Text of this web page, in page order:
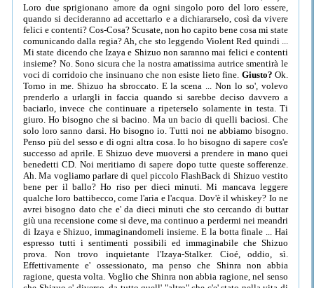
Loro due sprigionano amore da ogni singolo poro del loro essere,
quando si decideranno ad accettarlo e a dichiararselo, così da vivere
felici e contenti? Cos-Cosa? Scusate, non ho capito bene cosa mi state
comunicando dalla regia? Ah, che sto leggendo Violent Red quindi ...
Mi state dicendo che Izaya e Shizuo non saranno mai felici e contenti
insieme? No. Sono sicura che la nostra amatissima autrice smentirà le
voci di corridoio che insinuano che non esiste lieto fine. Giusto? Ok.
Torno in me. Shizuo ha sbroccato. E la scena ... Non lo so', volevo
prenderlo a urlargli in faccia quando si sarebbe deciso davvero a
baciarlo, invece che continuare a ripeterselo solamente in testa. Ti
giuro. Ho bisogno che si bacino. Ma un bacio di quelli baciosi. Che
solo loro sanno darsi. Ho bisogno io. Tutti noi ne abbiamo bisogno.
Penso più del sesso e di ogni altra cosa. Io ho bisogno di sapere cos'e
successo ad aprile. E Shizuo deve muoversi a prendere in mano quei
benedetti CD. Noi meritiamo di sapere dopo tutte queste sofferenze.
Ah. Ma vogliamo parlare di quel piccolo FlashBack di Shizuo vestito
bene per il ballo? Ho riso per dieci minuti. Mi mancava leggere
qualche loro battibecco, come l'aria e l'acqua. Dov'è il whiskey? Io ne
avrei bisogno dato che e' da dieci minuti che sto cercando di buttar
giù una recensione come si deve, ma continuo a perdermi nei meandri
di Izaya e Shizuo, immaginandomeli insieme. E la botta finale ... Hai
espresso tutti i sentimenti possibili ed immaginabile che Shizuo
prova. Non trovo inquietante l'Izaya-Stalker. Cioé, oddio, sì.
Effettivamente e' ossessionato, ma penso che Shinra non abbia
ragione, questa volta. Voglio che Shinra non abbia ragione, nel senso